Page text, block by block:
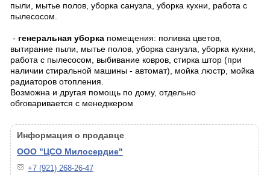
пыли, мытье полов, уборка санузла, уборка кухни, работа с
пылесосом.
- генеральная уборка помещения: поливка цветов,
вытирание пыли, мытье полов, уборка санузла, уборка кухни,
работа с пылесосом, выбивание ковров, стирка штор (при
наличии стиральной машины - автомат), мойка люстр, мойка
радиаторов отопления.
Возможна и другая помощь по дому, отдельно
обговаривается с менеджером
Информация о продавце
ООО "ЦСО Милосердие"
+7 (921) 268-26-47